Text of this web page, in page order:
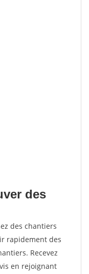
des
des chantiers
rapidement des
Recevez
en rejoignant